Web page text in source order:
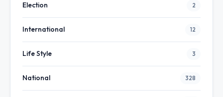
Election 2
International 12
Life Style 3
National 328